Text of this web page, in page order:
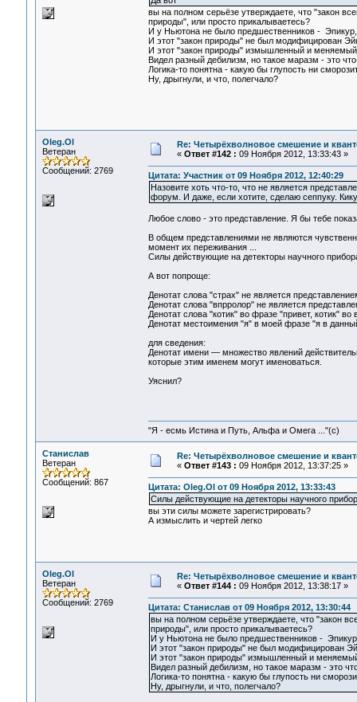
вы на полном серьёзе утверждаете, что "закон
природы", или просто прикалываетесь?
И у Ньютона не было предшественников - Эпикур,
И этот "закон природы" не был модифицирован
И этот "закон природы" измышленный и меняемый
Видел разный дебилизм, но такое маразм - это
Логика-то понятна - какую бы глупость ни
Ну, дрыгнули, и что, полегчало?
Oleg.Ol
Ветеран
Сообщений: 2769
Re: Четырёхволновое смешение и
« Ответ #142 : 09 Ноября 2012, 13:33:43 »
Цитата: Участник от 09 Ноября 2012, 12:40:29
Назовите хоть что-то, что не является
форум. И даже, если хотите, сделаю сеппуку.
Любое слово - это представление. Я бы тебе
В общем представлениями не являются
момент их переживания ...
Силы действующие на детекторы научного
А вот попроще:
Денотат слова "страх" не является
Денотат слова "впрролор" не является
Денотат слова "котик" во фразе "привет, котик"
Денотат местоимения "я" в моей фразе "я в
для сведения:
Денотат имени — множество явлений
которые этим именем могут именоваться.
Уяснил?
"Я - есмь Истина и Путь, Альфа и Омега ..."(с)
Станислав
Ветеран
Сообщений: 867
Re: Четырёхволновое смешение и
« Ответ #143 : 09 Ноября 2012, 13:37:25 »
Цитата: Oleg.Ol от 09 Ноября 2012, 13:33:43
Силы действующие на детекторы научного
вы эти силы можете зарегистрировать?
А измыслить и чертей легко
Oleg.Ol
Ветеран
Сообщений: 2769
Re: Четырёхволновое смешение и
« Ответ #144 : 09 Ноября 2012, 13:38:17 »
Цитата: Станислав от 09 Ноября 2012, 13:30:44
вы на полном серьёзе утверждаете, что "закон
природы", или просто прикалываетесь?
И у Ньютона не было предшественников -
И этот "закон природы" не был модифицирован
И этот "закон природы" измышленный и
Видел разный дебилизм, но такое маразм - это
Логика-то понятна - какую бы глупость ни
Ну, дрыгнули, и что, полегчало?